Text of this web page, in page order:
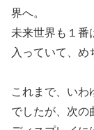
界へ。
未来世界も１番
入っていて、め
これまで、いわ
でしたが、次の